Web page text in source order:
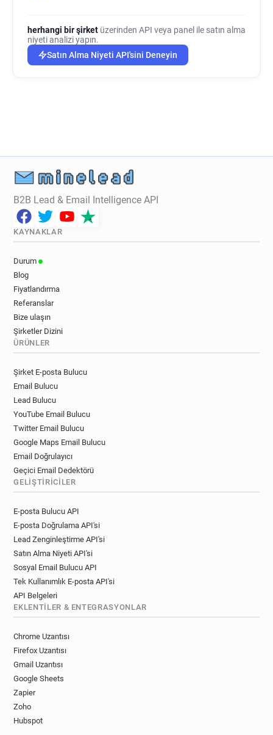
herhangi bir şirket üzerinden API veya panel ile satın alma
niyeti analizi yapın.
Satın Alma Niyeti API'sini Deneyin
B2B Lead & Email Intelligence API
KAYNAKLAR
Durum
Blog
Fiyatlandırma
Referanslar
Bize ulaşın
Şirketler Dizini
ÜRÜNLER
Şirket E-posta Bulucu
Email Bulucu
Lead Bulucu
YouTube Email Bulucu
Twitter Email Bulucu
Google Maps Email Bulucu
Email Doğrulayıcı
Geçici Email Dedektörü
GELIŞTIRICILER
E-posta Bulucu API
E-posta Doğrulama API'si
Lead Zenginleştirme API'si
Satın Alma Niyeti API'si
Sosyal Email Bulucu API
Tek Kullanımlık E-posta API'si
API Belgeleri
EKLENTILER & ENTEGRASYONLAR
Chrome Uzantısı
Firefox Uzantısı
Gmail Uzantısı
Google Sheets
Zapier
Zoho
Hubspot